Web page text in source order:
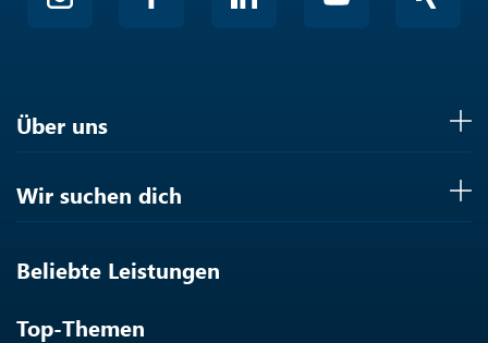
Über uns
Wir suchen dich
Beliebte Leistungen
Top-Themen